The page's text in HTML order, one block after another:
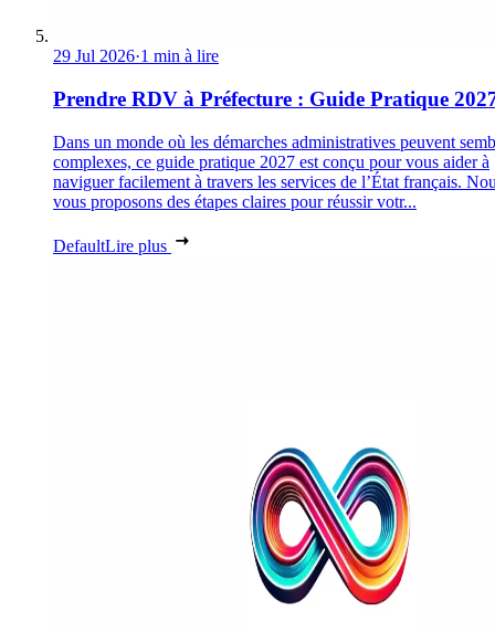
29 Jul 2026·1 min à lire
Prendre RDV à Préfecture : Guide Pratique
Dans un monde où les démarches administratives peuvent
complexes, ce guide pratique 2027 est conçu pour vous aider à
naviguer facilement à travers les services de l’État français.
vous proposons des étapes claires pour réussir votr...
DefaultLire plus